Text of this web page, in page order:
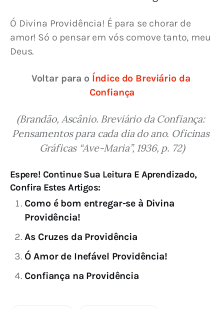
Ó Divina Providência! É para se chorar de
amor! Só o pensar em vós comove tanto, meu
Deus.
Voltar para o Índice do Breviário da
Confiança
(Brandão, Ascânio. Breviário da Confiança:
Pensamentos para cada dia do ano. Oficinas
Gráficas “Ave-Maria”, 1936, p. 72)
Espere! Continue Sua Leitura E Aprendizado,
Confira Estes Artigos:
Como é bom entregar-se à Divina
Providência!
As Cruzes da Providência
Ó Amor de Inefável Providência!
Confiança na Providência